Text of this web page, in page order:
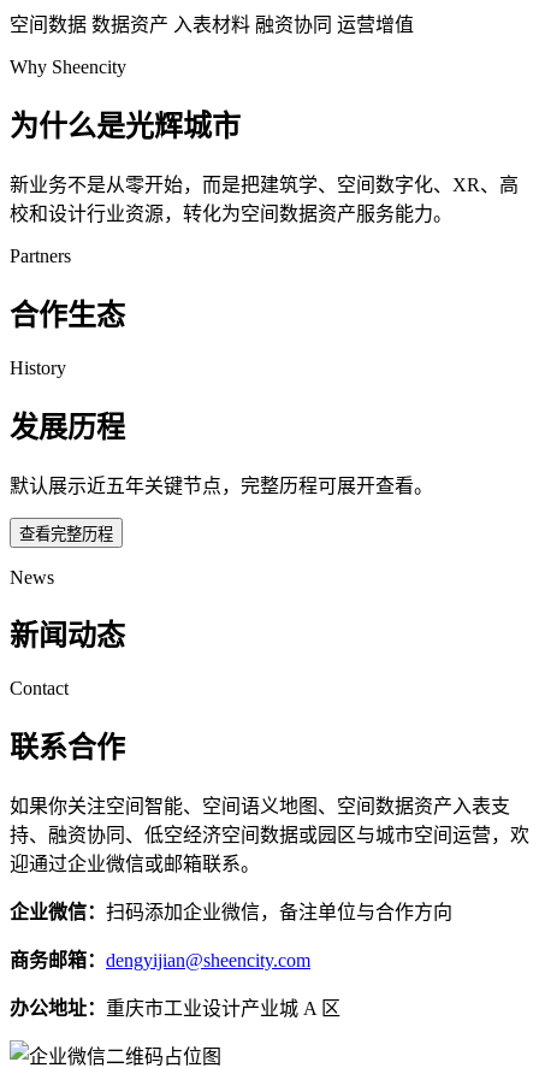
空间数据 数据资产 入表材料 融资协同 运营增值
Why Sheencity
为什么是光辉城市
新业务不是从零开始，而是把建筑学、空间数字化、XR、高
校和设计行业资源，转化为空间数据资产服务能力。
Partners
合作生态
History
发展历程
默认展示近五年关键节点，完整历程可展开查看。
查看完整历程
News
新闻动态
Contact
联系合作
如果你关注空间智能、空间语义地图、空间数据资产入表支
持、融资协同、低空经济空间数据或园区与城市空间运营，欢
迎通过企业微信或邮箱联系。
企业微信： 扫码添加企业微信，备注单位与合作方向
商务邮箱： dengyijian@sheencity.com
办公地址： 重庆市工业设计产业城 A 区